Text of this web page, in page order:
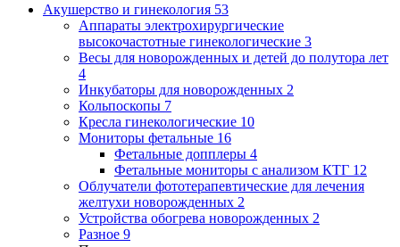
Акушерство и гинекология 53
Аппараты электрохирургические
высокочастотные гинекологические 3
Весы для новорожденных и детей до полутора лет
4
Инкубаторы для новорожденных 2
Кольпоскопы 7
Кресла гинекологические 10
Мониторы фетальные 16
Фетальные допплеры 4
Фетальные мониторы с анализом КТГ 12
Облучатели фототерапевтические для лечения
желтухи новорожденных 2
Устройства обогрева новорожденных 2
Разное 9